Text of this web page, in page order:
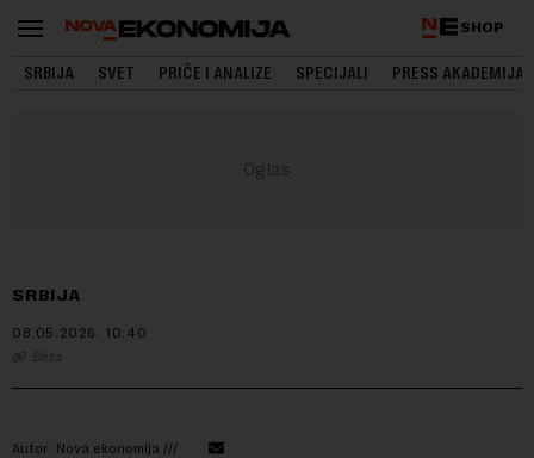
SHOP
SRBIJA SVET PRIČE I ANALIZE SPECIJALI PRESS AKADEMIJA
SRBIJA
08.05.2026. 10:40
Beta
Autor: Nova ekonomija ///